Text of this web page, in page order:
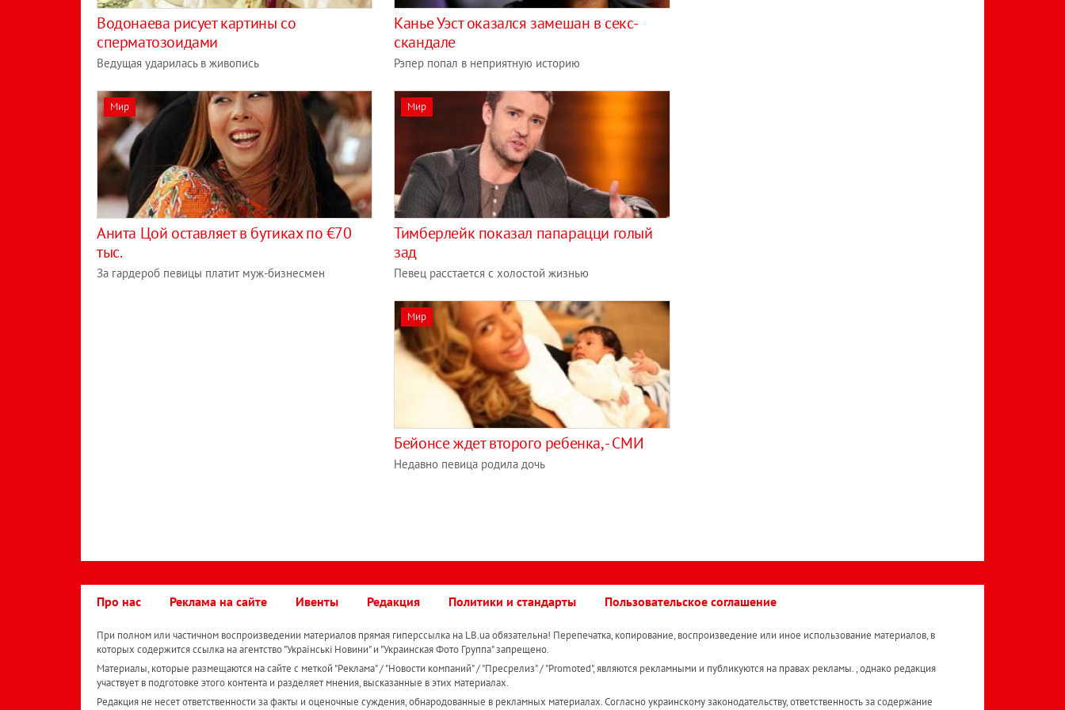
Водонаева рисует картины со
сперматозоидами
Ведущая ударилась в живопись
Канье Уэст оказался замешан в секс-
скандале
Рэпер попал в неприятную историю
Мир
Анита Цой оставляет в бутиках по €70
тыс.
За гардероб певицы платит муж-бизнесмен
Мир
Тимберлейк показал папарацци голый
зад
Певец расстается с холостой жизнью
Мир
Бейонсе ждет второго ребенка, - СМИ
Недавно певица родила дочь
Про нас Реклама на сайте Ивенты Редакция Политики и стандарты Пользовательское соглашение
При полном или частичном воспроизведении материалов прямая гиперссылка на LB.ua обязательна! Перепечатка, копирование, воспроизведение или иное использование материалов, в
которых содержится ссылка на агентство "Українськi Новини" и "Украинская Фото Группа" запрещено.
Материалы, которые размещаются на сайте с меткой "Реклама" / "Новости компаний" / "Пресрелиз" / "Promoted", являются рекламными и публикуются на правах рекламы. , однако редакция
участвует в подготовке этого контента и разделяет мнения, высказанные в этих материалах.
Редакция не несет ответственности за факты и оценочные суждения, обнародованные в рекламных материалах. Согласно украинскому законодательству, ответственность за содержание